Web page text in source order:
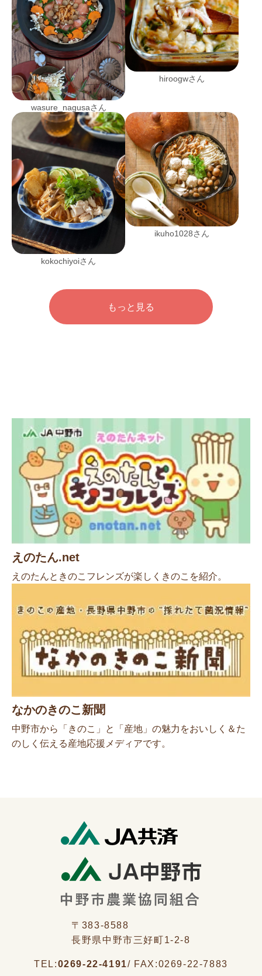
wasure_nagusaさん
hiroogwさん
kokochiyoiさん
ikuho1028さん
もっと見る
えのたん.net
えのたんときのこフレンズが楽しくきのこを紹介。
なかのきのこ新聞
中野市から「きのこ」と「産地」の魅力をおいしく＆た
のしく伝える産地応援メディアです。
〒383-8588
長野県中野市三好町1-2-8
TEL:0269-22-4191/ FAX:0269-22-7883